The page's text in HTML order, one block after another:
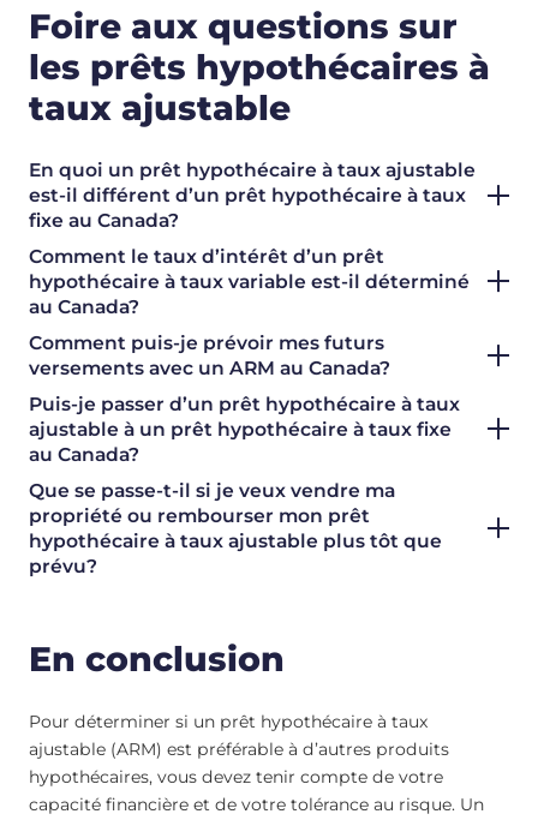
Foire aux questions sur
les prêts hypothécaires à
taux ajustable
En quoi un prêt hypothécaire à taux ajustable
est-il différent d’un prêt hypothécaire à taux
fixe au Canada?
Comment le taux d’intérêt d’un prêt
hypothécaire à taux variable est-il déterminé
au Canada?
Comment puis-je prévoir mes futurs
versements avec un ARM au Canada?
Puis-je passer d’un prêt hypothécaire à taux
ajustable à un prêt hypothécaire à taux fixe
au Canada?
Que se passe-t-il si je veux vendre ma
propriété ou rembourser mon prêt
hypothécaire à taux ajustable plus tôt que
prévu?
En conclusion
Pour déterminer si un prêt hypothécaire à taux
ajustable (ARM) est préférable à d’autres produits
hypothécaires, vous devez tenir compte de votre
capacité financière et de votre tolérance au risque. Un